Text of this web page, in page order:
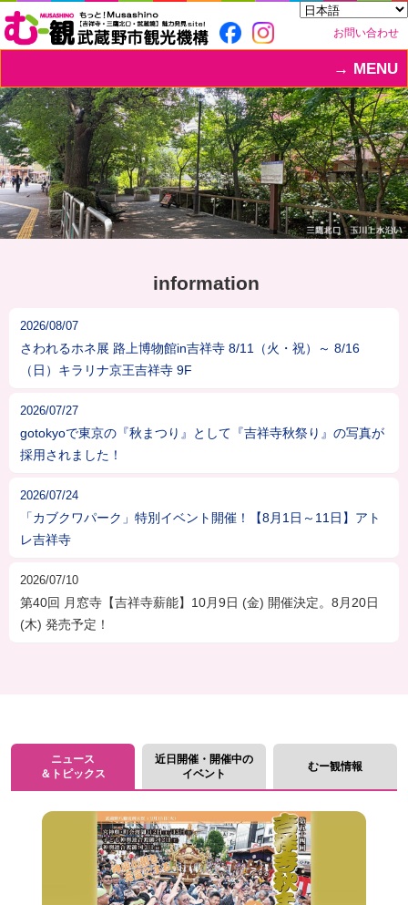
お問い合わせ
MENU
information
2026/08/07
さわれるホネ展 路上博物館in吉祥寺 8/11（火・祝）～ 8/16
（日）キラリナ京王吉祥寺 9F
2026/07/27
gotokyoで東京の『秋まつり』として『吉祥寺秋祭り』の写真が
採用されました！
2026/07/24
「カブクワパーク」特別イベント開催！【8月1日～11日】アト
レ吉祥寺
2026/07/10
第40回 月窓寺【吉祥寺薪能】10月9日 (金) 開催決定。8月20日
(木) 発売予定！
ニュース
＆トピックス
近日開催・開催中の
イベント
むー観情報